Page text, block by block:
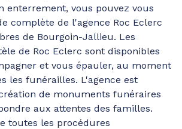
enterrement, vous pouvez vous
complète de l'agence Roc Eclerc
de Bourgoin-Jallieu. Les
de Roc Eclerc sont disponibles
et vous épauler, au moment
les funérailles. L'agence est
de monuments funéraires
aux attentes des familles.
toutes les procédures